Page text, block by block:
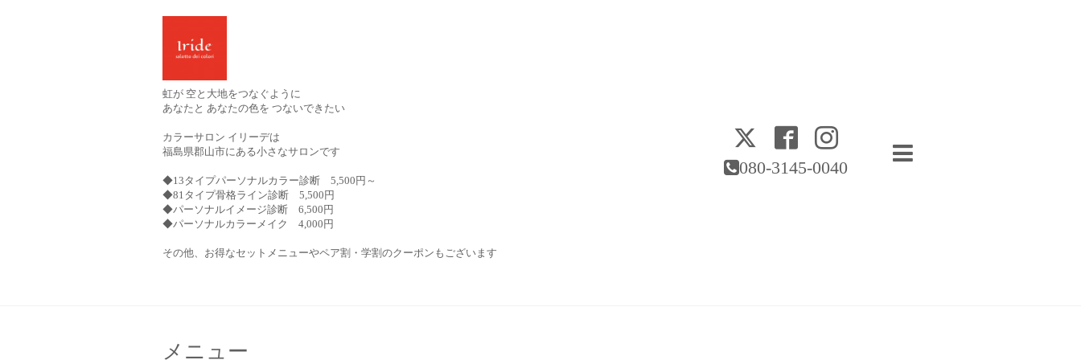
080-3145-0040
虹が 空と大地をつなぐように
あなたと あなたの色を つないできたい
カラーサロン イリーデは
福島県郡山市にある小さなサロンです
◆13タイプパーソナルカラー診断 5,500円～
◆81タイプ骨格ライン診断 5,500円
◆パーソナルイメージ診断 6,500円
◆パーソナルカラーメイク 4,000円
その他、お得なセットメニューやペア割・学割のクーポンもございます
メニュー